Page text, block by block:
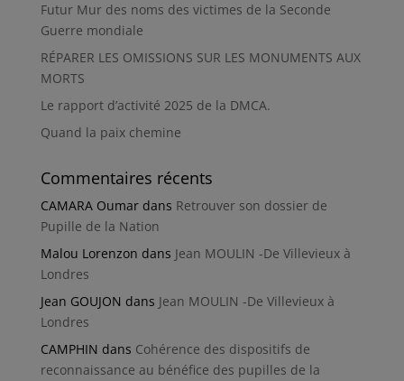
Futur Mur des noms des victimes de la Seconde
Guerre mondiale
RÉPARER LES OMISSIONS SUR LES MONUMENTS AUX
MORTS
Le rapport d’activité 2025 de la DMCA.
Quand la paix chemine
Commentaires récents
CAMARA Oumardans Retrouver son dossier de
Pupille de la Nation
Malou Lorenzon dans Jean MOULIN -De Villevieux à
Londres
Jean GOUJON dans Jean MOULIN -De Villevieux à
Londres
CAMPHIN dans Cohérence des dispositifs de
reconnaissance au bénéfice des pupilles de la